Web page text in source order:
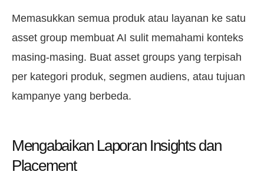
Memasukkan semua produk atau layanan ke satu
asset group membuat AI sulit memahami konteks
masing-masing. Buat asset groups yang terpisah
per kategori produk, segmen audiens, atau tujuan
kampanye yang berbeda.
Mengabaikan Laporan Insights dan
Placement